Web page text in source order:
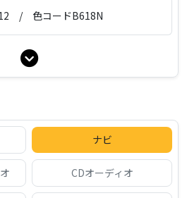
/ 色コードB618N
ナビ
CDオーディオ